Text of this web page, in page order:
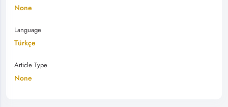
None
Language
Türkçe
Article Type
None